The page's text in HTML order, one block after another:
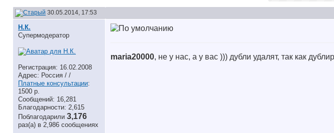
30.05.2014, 17:53
Н.К.
Супермодератор
Регистрация: 16.02.2008
Адрес: Россия / /
Платные консультации:
1500 р.
Сообщений: 16,281
Благодарности: 2,615
Поблагодарили 3,176
раз(а) в 2,986 сообщениях
maria20000, не у нас, а у вас ))) дубли удалят, так как